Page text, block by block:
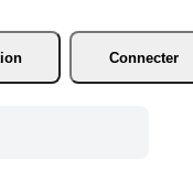
Connecter